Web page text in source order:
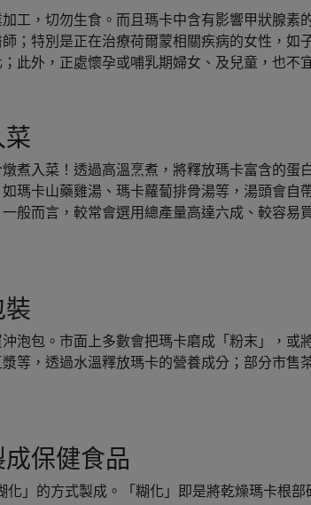
工，切勿生食。而且瑪卡中含有影響甲狀腺素
；特別是正在治療荷爾蒙相關疾病的女性，如
此外，正處懷孕或哺乳期婦女、及兒童，也不
菜
煮入菜！透過高溫烹煮，將釋放瑪卡富含的蛋
瑪卡山藥雞湯、瑪卡蘿蔔排骨湯等，湯頭會自
般而言，較常會選用總產量高達六成、較容易
裝
泡包。市面上多數會把瑪卡磨成「粉末」，或
等，透過水溫釋放瑪卡的營養成分；部分市售
保健食品
」的方式製成。「糊化」即是將乾燥瑪卡根部